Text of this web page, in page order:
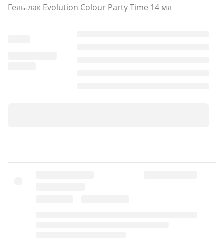
Гель-лак Evolution Colour Party Time 14 мл